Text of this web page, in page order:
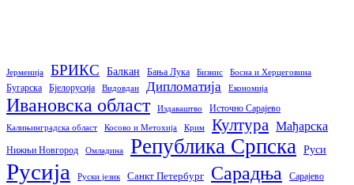
Јерменија БРИКС Балкан Бања Лука Бизнис Босна и Херцеговина
Бугарска Бјелорусија Видовдан Дипломатија Економија
Ивановска област Издаваштво Источно Сарајево
Калињинградска област Косово и Метохија Крим Култура Мађарска
Нижњи Новгород Омладина Република Српска Руси
Русија Руски језик Санкт Петербург Сарадња Сарајево